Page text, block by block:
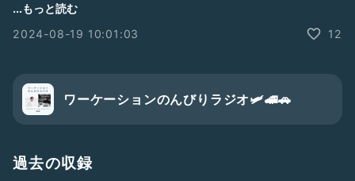
◆Inaka tourism
お届け✨
ゆるーくワーケーションや地域共創、働き方、暮らし方などを
👏生き方・暮らし方・働き方の多様化の中で新しいワークスタ
イル、ライフスタイルの選択肢の一つになる様に、のんびり語
...もっと読む
2024-08-19 10:01:03
12
ワーケーションのんびりラジオ🛩🚄🚗
過去の収録